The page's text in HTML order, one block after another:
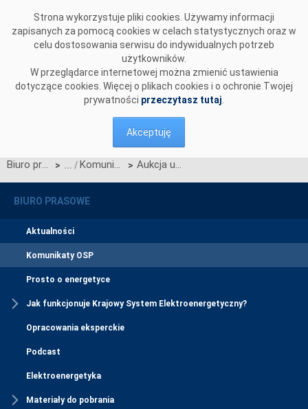
Strona wykorzystuje pliki cookies. Używamy informacji
zapisanych za pomocą cookies w celach statystycznych oraz w
celu dostosowania serwisu do indywidualnych potrzeb
użytkowników.
W przeglądarce internetowej można zmienić ustawienia
dotyczące cookies. Więcej o plikach cookies i o ochronie Twojej
prywatności przeczytasz tutaj
Akceptuję
Biuro prasowe > Komunikaty OSP > Aukcja uzupełniająca na drugą połowę 2025 r. została zakończona
BIURO PRASOWE
Aktualności
Komunikaty OSP
Prosto o energetyce
Jak funkcjonuje Krajowy System Elektroenergetyczny?
Opracowania eksperckie
Podcast
Elektroenergetyka
Materiały do pobrania